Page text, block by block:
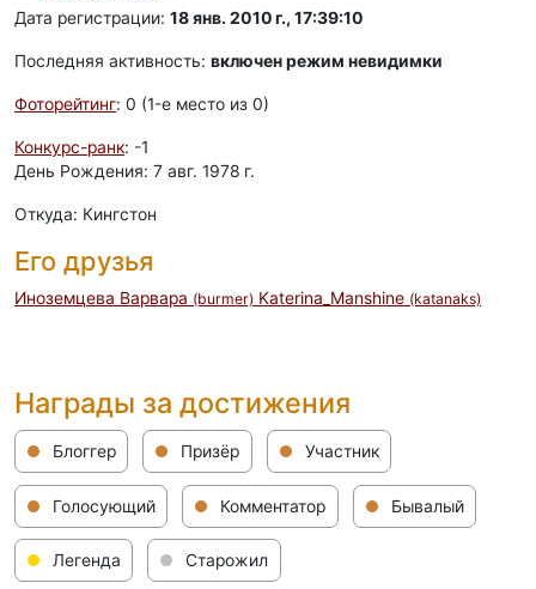
Дата регистрации: 18 янв. 2010 г., 17:39:10
Последняя активность: включен режим невидимки
Фоторейтинг: 0 (1-e место из 0)
Конкурс-ранк: -1
День Рождения: 7 авг. 1978 г.
Откуда: Кингстон
Его друзья
Иноземцева Варвара (burmer) Katerina_Manshine (katanaks)
Награды за достижения
Блоггер Призёр Участник
Голосующий Комментатор Бывалый
Легенда Старожил